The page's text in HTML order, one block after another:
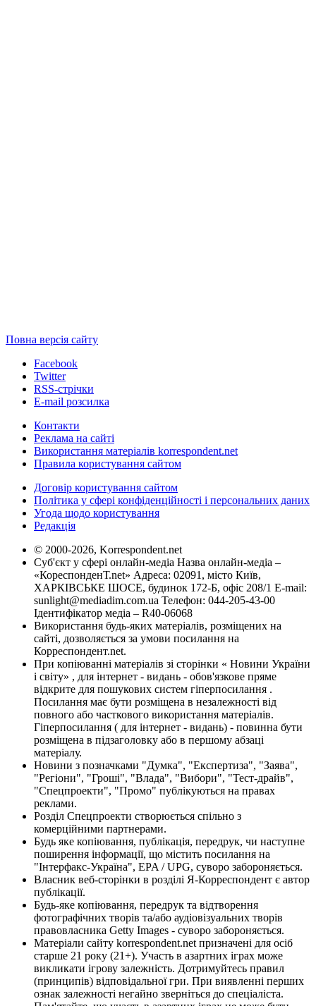
Повна версія сайту
Facebook
Twitter
RSS-стрічки
E-mail розсилка
Контакти
Реклама на сайті
Використання матеріалів korrespondent.net
Правила користування сайтом
Договір користування сайтом
Політика у сфері конфіденційності і персональних даних
Угода щодо користування
Редакція
© 2000-2026, Korrespondent.net
Суб'єкт у сфері онлайн-медіа Назва онлайн-медіа –
«КореспонденТ.net» Адреса: 02091, місто Київ,
ХАРКІВСЬКЕ ШОСЕ, будинок 172-Б, офіс 208/1 E-mail:
sunlight@mediadim.com.ua Телефон: 044-205-43-00
Ідентифікатор медіа – R40-06068
Використання будь-яких матеріалів, розміщених на
сайті, дозволяється за умови посилання на
Корреспондент.net.
При копіюванні матеріалів зі сторінки « Новини України
і світу» , для інтернет - видань - обов'язкове пряме
відкрите для пошукових систем гіперпосилання .
Посилання має бути розміщена в незалежності від
повного або часткового використання матеріалів.
Гіперпосилання ( для інтернет - видань) - повинна бути
розміщена в підзаголовку або в першому абзаці
матеріалу.
Новини з позначками "Думка", "Експертиза", "Заява",
"Регіони", "Гроші", "Влада", "Вибори", "Тест-драйв",
"Спецпроекти", "Промо" публікуються на правах
реклами.
Розділ Спецпроекти створюється спільно з
комерційними партнерами.
Будь яке копіювання, публікація, передрук, чи наступне
поширення інформації, що містить посилання на
"Інтерфакс-Україна", EPA / UPG, суворо забороняється.
Власник веб-сторінки в розділі Я-Корреспондент є автор
публікації.
Будь-яке копіювання, передрук та відтворення
фотографічних творів та/або аудіовізуальних творів
правовласника Getty Images - суворо забороняється.
Матеріали сайту korrespondent.net призначені для осіб
старше 21 року (21+). Участь в азартних іграх може
викликати ігрову залежність. Дотримуйтесь правил
(принципів) відповідальної гри. При виявленні перших
ознак залежності негайно зверніться до спеціаліста.